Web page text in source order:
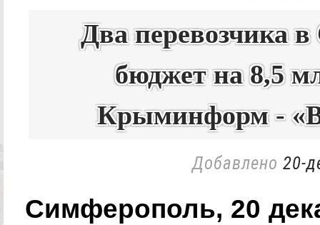
Два перевозчика
бюджет на 8,5
Крыминформ -
Добавлено 20-
Симферополь, 20